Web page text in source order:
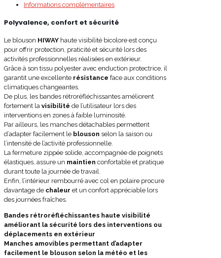
Informations complémentaires
Polyvalence, confort et sécurité
Le blouson HIWAY haute visibilité bicolore est conçu
pour offrir protection, praticité et sécurité lors des
activités professionnelles réalisées en extérieur.
Grâce à son tissu polyester avec enduction protectrice, il
garantit une excellente résistance face aux conditions
climatiques changeantes.
De plus, les bandes rétroréfléchissantes améliorent
fortement la visibilité de l’utilisateur lors des
interventions en zones à faible luminosité.
Par ailleurs, les manches détachables permettent
d’adapter facilement le blouson selon la saison ou
l’intensité de l’activité professionnelle.
La fermeture zippée solide, accompagnée de poignets
élastiques, assure un maintien confortable et pratique
durant toute la journée de travail.
Enfin, l’intérieur rembourré avec col en polaire procure
davantage de chaleur et un confort appréciable lors
des journées fraîches.
Bandes rétroréfléchissantes haute visibilité
améliorant la sécurité lors des interventions ou
déplacements en extérieur
Manches amovibles permettant d’adapter
facilement le blouson selon la météo et les